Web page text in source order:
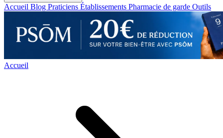
Accueil Blog Praticiens Établissements Pharmacie de garde Outils
Accueil